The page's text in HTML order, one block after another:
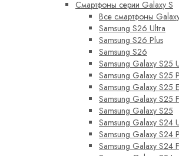
Смартфоны серии Galaxy S
Все смартфоны
Samsung S26 Ultra
Samsung S26 Plus
Samsung S26
Samsung Galaxy S25
Samsung Galaxy S25
Samsung Galaxy S25
Samsung Galaxy S25
Samsung Galaxy S25
Samsung Galaxy S24
Samsung Galaxy S24
Samsung Galaxy S24